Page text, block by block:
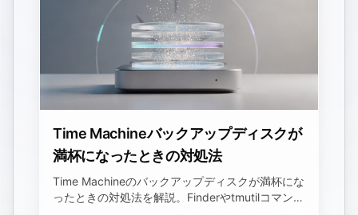
Time Machineバックアップディスクが
満杯になったときの対処法
Time Machineのバックアップディスクが満杯にな
ったときの対処法を解説。Finderやtmutilコマンド